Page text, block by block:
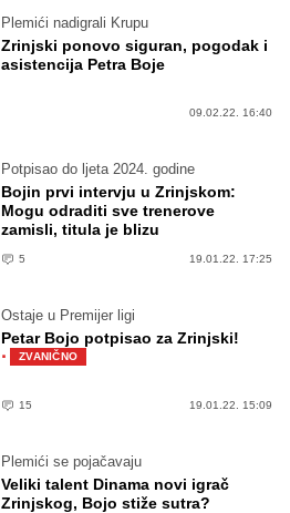
Plemići nadigrali Krupu
Zrinjski ponovo siguran, pogodak i
asistencija Petra Boje
09.02.22. 16:40
Potpisao do ljeta 2024. godine
Bojin prvi intervju u Zrinjskom:
Mogu odraditi sve trenerove
zamisli, titula je blizu
5 19.01.22. 17:25
Ostaje u Premijer ligi
Petar Bojo potpisao za Zrinjski!
· ZVANIČNO
15 19.01.22. 15:09
Plemići se pojačavaju
Veliki talent Dinama novi igrač
Zrinjskog, Bojo stiže sutra?